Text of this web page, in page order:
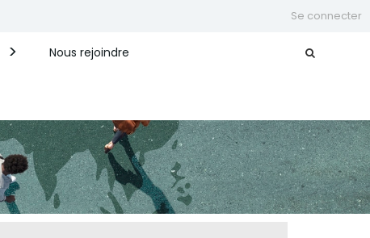
Se connecter
Nous rejoindre